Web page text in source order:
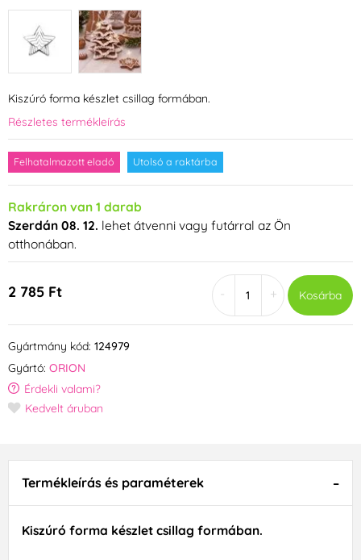
Kiszúró forma készlet csillag formában.
Részletes termékleírás
Felhatalmazott eladó Utolsó a raktárba
Rakráron van 1 darab
Szerdán 08. 12. lehet átvenni vagy futárral az Ön
otthonában.
2 785 Ft + Kosárba
Gyártmány kód: 124979
Gyártó: ORION
Érdekli valami?
Kedvelt áruban
Termékleírás és paraméterek
Kiszúró forma készlet csillag formában.